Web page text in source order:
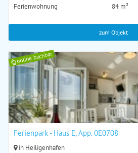
Ferienwohnung 84 m²
zum Objekt
online buchbar
Ferienpark - Haus E, App. 0E0708
in Heiligenhafen